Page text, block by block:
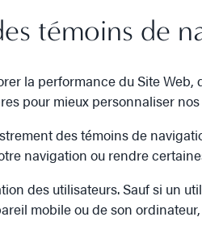
témoins de
la performance du Site
pour mieux personnaliser
des témoins de
navigation ou rendre
des utilisateurs. Sauf si un
mobile ou de son